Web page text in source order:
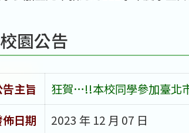
校園公告
主旨
狂賀…!!本校同學參加臺北
日期
2023 年 12 月 07 日